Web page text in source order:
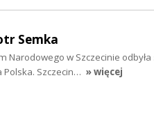
Semka
Narodowego w Szczecinie odbyła
Szczecin… » więcej